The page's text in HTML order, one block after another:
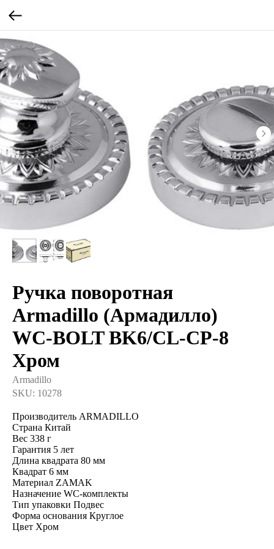
Ручка поворотная
Armadillo (Армадилло)
WC-BOLT BK6/CL-CP-8
Хром
Armadillo
SKU: 10278
Производитель ARMADILLO
Страна Китай
Вес 338 г
Гарантия 5 лет
Длина квадрата 80 мм
Квадрат 6 мм
Материал ZAMAK
Назначение WC-комплекты
Тип упаковки Подвес
Форма основания Круглое
Цвет Хром